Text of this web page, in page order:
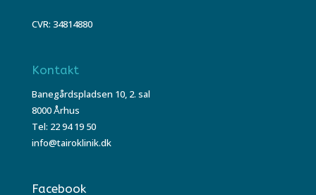
CVR: 34814880
Kontakt
Banegårdspladsen 10, 2. sal
8000 Århus
Tel: 22 94 19 50
info@tairoklinik.dk
Facebook